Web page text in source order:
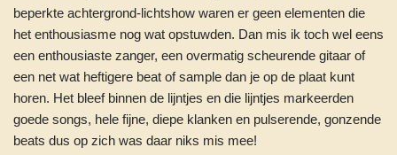
beperkte achtergrond-lichtshow waren er geen elementen die
het enthousiasme nog wat opstuwden. Dan mis ik toch wel eens
een enthousiaste zanger, een overmatig scheurende gitaar of
een net wat heftigere beat of sample dan je op de plaat kunt
horen. Het bleef binnen de lijntjes en die lijntjes markeerden
goede songs, hele fijne, diepe klanken en pulserende, gonzende
beats dus op zich was daar niks mis mee!